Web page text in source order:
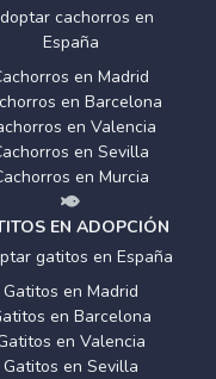
cachorros en
España
en Madrid
en Barcelona
en Valencia
en Sevilla
en Murcia
EN ADOPCIÓN
gatitos en España
Gatitos en Madrid
en Barcelona
en Valencia
Gatitos en Sevilla